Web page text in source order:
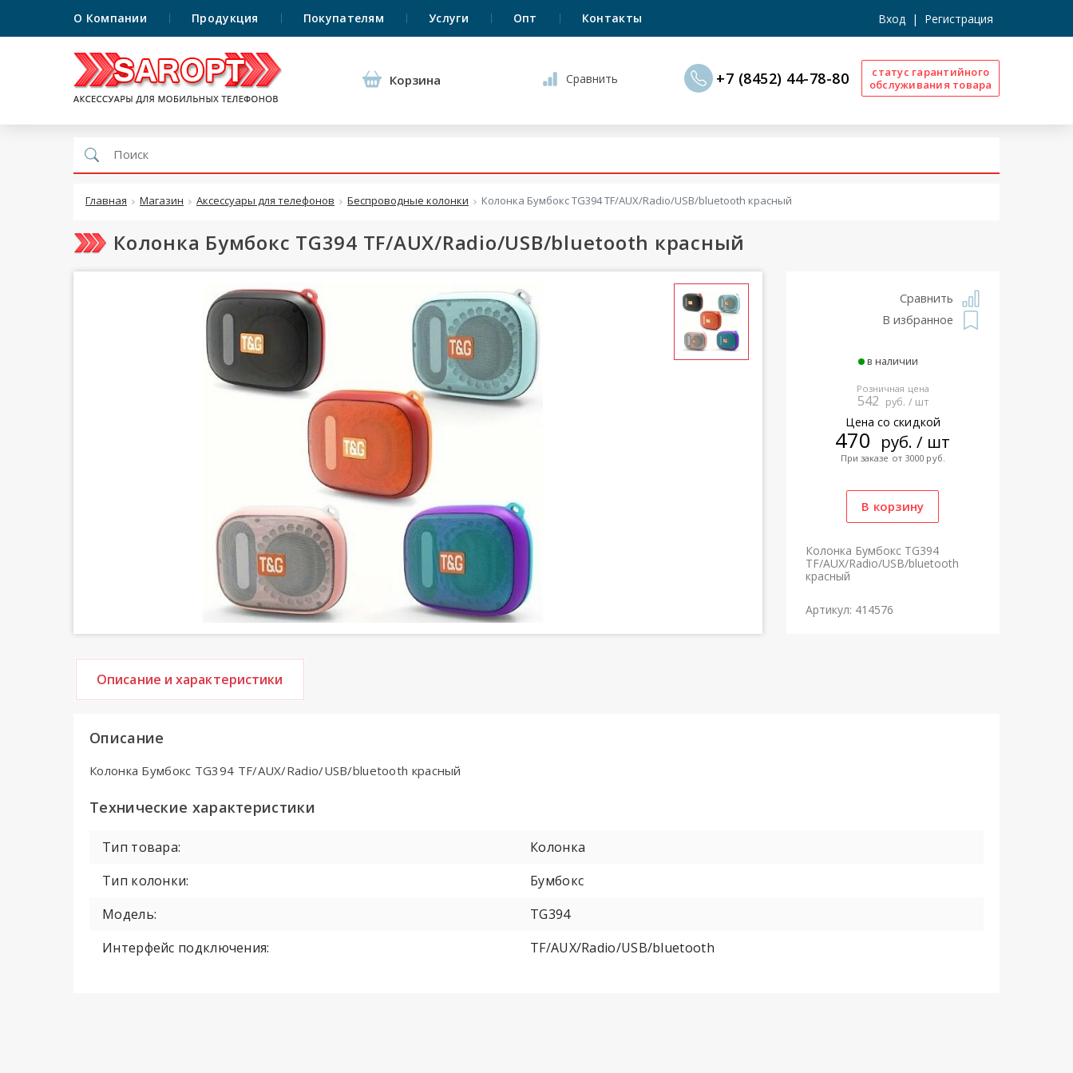
О Компании Продукция Покупателям Услуги Опт Контакты Вход | Регистрация
Корзина Сравнить +7 (8452) 44-78-80
статус гарантийного
обслуживания товара
Главная Магазин Аксессуары для телефонов Беспроводные колонки Колонка Бумбокс TG394 TF/AUX/Radio/USB/bluetooth красный
Колонка Бумбокс TG394 TF/AUX/Radio/USB/bluetooth красный
Сравнить
В избранное
в наличии
Розничная цена
542 руб. / шт
Цена со скидкой
470 руб. / шт
При заказе от 3000 руб.
Колонка Бумбокс TG394
TF/AUX/Radio/USB/bluetooth
красный
Артикул: 414576
Описание и характеристики
Описание
Колонка Бумбокс TG394 TF/AUX/Radio/USB/bluetooth красный
Технические характеристики
Тип товара:
Колонка
Тип колонки:
Бумбокс
Модель:
TG394
Интерфейс подключения:
TF/AUX/Radio/USB/bluetooth